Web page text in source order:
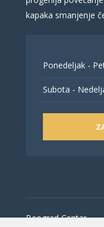
kapaka smanjenje
Ponedeljak -
Subota -
Beograd Centar